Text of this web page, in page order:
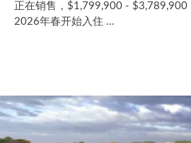
正在销售，$1,799,900 - $3,789,900
2026年春开始入住 ...